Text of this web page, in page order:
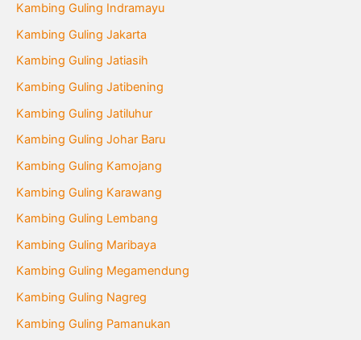
Kambing Guling Indramayu
Kambing Guling Jakarta
Kambing Guling Jatiasih
Kambing Guling Jatibening
Kambing Guling Jatiluhur
Kambing Guling Johar Baru
Kambing Guling Kamojang
Kambing Guling Karawang
Kambing Guling Lembang
Kambing Guling Maribaya
Kambing Guling Megamendung
Kambing Guling Nagreg
Kambing Guling Pamanukan